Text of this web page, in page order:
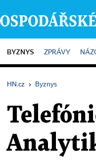
HOME
BYZNYS ZPRÁVY
HN.cz › Byznys